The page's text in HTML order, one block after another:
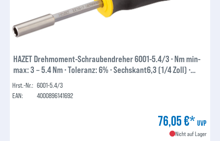
HAZET Drehmoment-Schraubendreher 6001-5.4/3 ∙ Nm min-
max: 3 – 5.4 Nm ∙ Toleranz: 6% ∙ Sechskant6,3 (1/4 Zoll) ∙
Anzahl Werkzeuge: 3
Hrst.-Nr.: 6001-5.4/3
EAN:
4000896141692
76,05 €* UVP
Nicht auf Lager